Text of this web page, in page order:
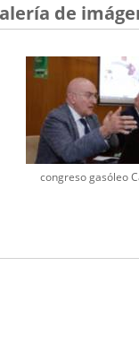
de
congreso gasóleo